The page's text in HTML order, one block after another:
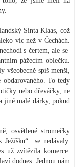
Sinta Klaas, což
víc než v Čechách.
s čertem, ale se
pážecím oblečku.
všeobecně spíš menší,
To tedy
nebo dřeváčky, ne
jiné malé dárky, pokud
osvětlené stromečky
se nedávaly.
už zvítězila komerce.
dodnes. Jednou nám